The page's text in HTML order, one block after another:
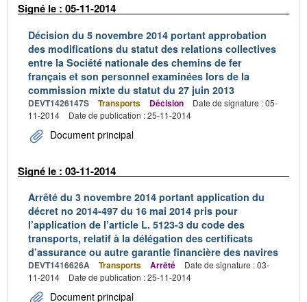
Signé le : 05-11-2014
Décision du 5 novembre 2014 portant approbation
des modifications du statut des relations collectives
entre la Société nationale des chemins de fer
français et son personnel examinées lors de la
commission mixte du statut du 27 juin 2013
DEVT1426147S Transports Décision
Date de signature : 05-
11-2014
Date de publication : 25-11-2014
Document principal
Signé le : 03-11-2014
Arrêté du 3 novembre 2014 portant application du
décret no 2014-497 du 16 mai 2014 pris pour
l’application de l’article L. 5123-3 du code des
transports, relatif à la délégation des certificats
d’assurance ou autre garantie financière des navires
DEVT1416626A Transports Arrêté
Date de signature : 03-
11-2014
Date de publication : 25-11-2014
Document principal